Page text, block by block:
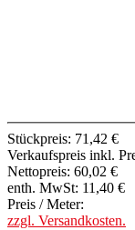
Stückpreis: 71,42 €
Verkaufspreis inkl.
Nettopreis: 60,02 €
enth. MwSt: 11,40 €
Preis / Meter:
zzgl. Versandkosten.